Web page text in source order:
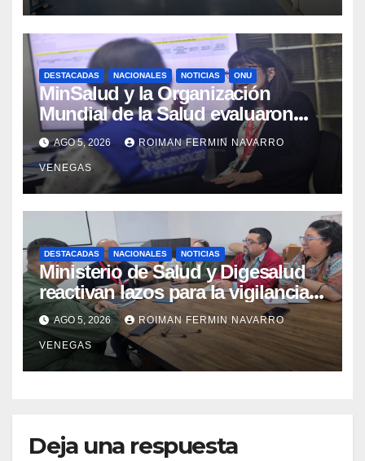
DESTACADAS NACIONALES NOTICIAS ONU
MinSalud y la Organización
Mundial de la Salud evaluaron
propuesta técnica integral en
materia de agua saneamiento e
higiene ante contingencia sísmica
AGO 5, 2026 ROIMAN FERMIN NAVARRO
VENEGAS
DESTACADAS NACIONALES NOTICIAS
Ministerio de Salud y Digesalud
reactivan lazos para la vigilancia
epidemiológica y el control de
enfermedades
AGO 5, 2026 ROIMAN FERMIN NAVARRO
VENEGAS
Deja una respuesta